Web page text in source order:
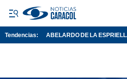
Tendencias: ABELARDO DE LA